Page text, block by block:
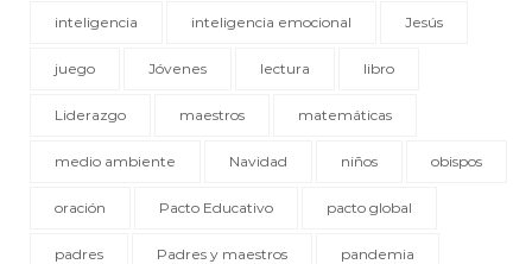
inteligencia inteligencia emocional Jesús
juego Jóvenes lectura libro
Liderazgo maestros matemáticas
medio ambiente Navidad niños obispos
oración Pacto Educativo pacto global
padres Padres y maestros pandemia